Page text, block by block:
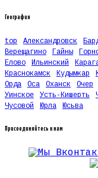
География
top Александровск
Верещагино
Гайны
Елово
Ильинский
Краснокамск
Кудымкар
Орда
Оса Оханск Очер
Уинское
Усть-Кишерть
Чусовой
Юрла Юсьва
Присоединяйтесь к нам